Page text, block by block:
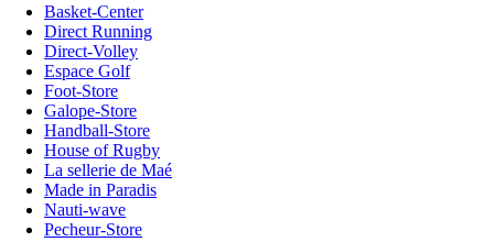
Basket-Center
Direct Running
Direct-Volley
Espace Golf
Foot-Store
Galope-Store
Handball-Store
House of Rugby
La sellerie de Maé
Made in Paradis
Nauti-wave
Pecheur-Store